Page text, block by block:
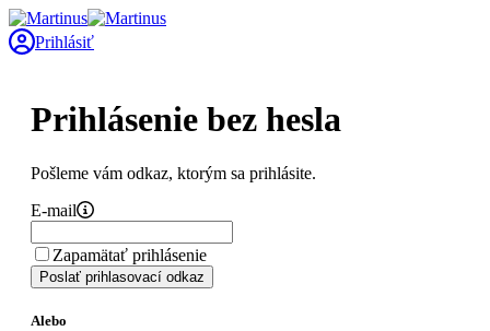
Prihlásiť
Prihlásenie bez hesla
Pošleme vám odkaz, ktorým sa prihlásite.
E-mail
Zapamätať prihlásenie
Poslať prihlasovací odkaz
Alebo